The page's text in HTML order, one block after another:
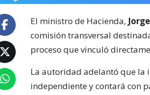
El ministro de Hacienda,
comisión transversal
proceso que vinculó
La autoridad adelantó que la
independiente y contará con